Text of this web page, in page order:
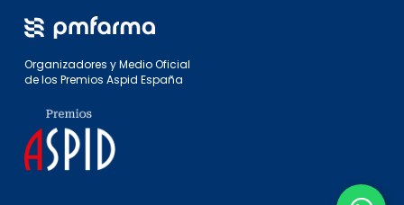
Organizadores y Medio Oficial
de los Premios Aspid España